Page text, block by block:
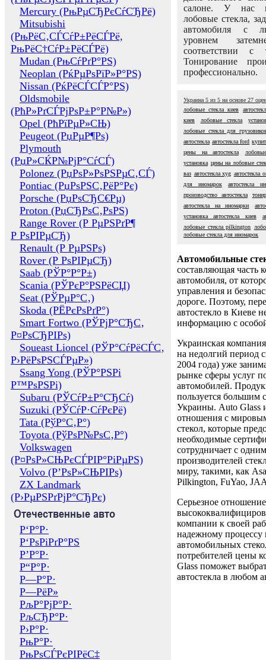
Mercury (РњРµСЂРєСѓСЂРё)
Mitsubishi
(РњРёС‚СЃСѓР±РёСЃРё,
РњРёС†СѓР±РёСЃРё)
Mudan (РњСѓРґР°РЅ)
Neoplan (РќРµРѕРїР»Р°РЅ)
Nissan (РќРёСЃСЃР°РЅ)
Oldsmobile
(РћР»РґСЃРјРѕР±Р°Р№Р»)
Opel (РћРїРµР»СЊ)
Peugeot (РџРµР¶Рѕ)
Plymouth
(РџР»СЌР№РјР°СѓСЃ)
Polonez (РџРѕР»РѕРЅРµС‚СЃ)
Pontiac (РџРѕРЅС‚РёР°Рє)
Porsche (РџРѕСЂС€Рµ)
Proton (РџСЂРѕС‚РѕРЅ)
Range Rover (Р РµРЅРґР¶
Р РѕРІРµСЂ)
Renault (Р РµРЅРѕ)
Rover (Р РѕРІРµСЂ)
Saab (РЎР°Р°Р±)
Scania (РЎРєР°РЅРёСЏ)
Seat (РЎРµР°С‚)
Skoda (РЁРєРѕРґР°)
Smart Fortwo (РЎРјР°СЂС‚
Р¤РѕСЂРІРѕ)
Soueast Lioncel (РЎР°СѓРёСЃС‚
Р›РёРѕРЅСЃРµР»)
Ssang Yong (РЎР°РЅРі
Р™РѕРЅРі)
Subaru (РЎСѓР±Р°СЂСѓ)
Suzuki (РЎСѓР·СѓРєРё)
Tata (РўР°С‚Р°)
Toyota (РўРѕР№РѕС‚Р°)
Volkswagen
(Р¤РѕР»СЊРєСЃРІР°РіРµРЅ)
Volvo (Р’РѕР»СЊРІРѕ)
ZX Landmark
(Р›РµРЅРґРјР°СЂРє)
Отечественные авто
Р‘Р°Р·
Р‘РѕРіРґР°РЅ
Р’Р°Р·
Р“Р°Р·
Р—Р°Р·
Р—РёР»
РљР°РјР°Р·
РљСЂР°Р·
Р›Р°Р·
РњР°Р·
РњРѕСЃРєРІРёС‡
салоне. У нас
лобовые стекла,
автомобиля с
уровнем
соответствии с
Тонирование
профессионально.
Украина 5 из 5 на основе 27
лобовые стекла киев
киев
лобовые стекла
лобовые стекла для
автостекла автостекла ford
цены на автостекла
установка цены на лобовые
ваз автостекла xyg автостекла
для иномарок
автостекла
производство автостекла
автостекла на иномарки
установка автостекла киев
лобовые стекла pilkington
лобовые стекла для иномарок
Автомобильные
составляющая часть
автомобиля, от
управления и
дороге. Поэтому,
автостекло в Киеве
информацию с
Украинская
на недолгий период
2004 года) уже
рынке сферы услуг
автомобилей.
пользуется большим
Украины. Auto Glass
отношения с
стекол, которые
необходимые
сотрудничает с
производителей
миру, такими, как
Pilkington, FuYao,
Серьезное отношение
компании к своей
надежному процессу
автомобильных
потребителей цены
Glass поможет
автостекла в любом